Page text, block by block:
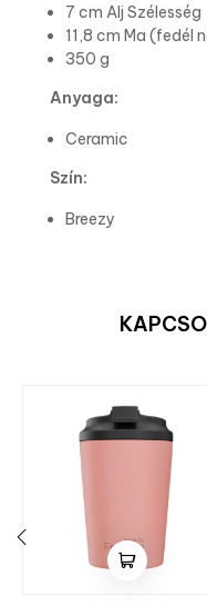
7 cm Alj Szélesség
11,8 cm Ma (fedél
350 g
Anyaga:
Ceramic
Szín:
Breezy